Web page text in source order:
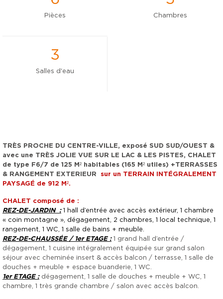
Pièces Chambres
3
Salles d'eau
TRÈS PROCHE DU CENTRE-VILLE, exposé SUD SUD/OUEST &
avec une TRÈS JOLIE VUE SUR LE LAC & LES PISTES, CHALET
de type F6/7 de 125 M² habitables (165 M² utiles) +TERRASSES
& RANGEMENT EXTERIEUR sur un TERRAIN INTÉGRALEMENT
PAYSAGÉ de 912 M².
CHALET composé de :
REZ-DE-JARDIN :1 hall d’entrée avec accès extérieur, 1 chambre
« coin montagne », dégagement, 2 chambres, 1 local technique, 1
rangement, 1 WC, 1 salle de bains + meuble.
REZ-DE-CHAUSSÉE / 1er ETAGE : 1 grand hall d’entrée /
dégagement, 1 cuisine intégralement équipée sur grand salon
séjour avec cheminée insert & accès balcon / terrasse, 1 salle de
douches + meuble + espace buanderie, 1 WC.
1er ETAGE : dégagement, 1 salle de douches + meuble + WC, 1
chambre, 1 très grande chambre / salon avec accès balcon.